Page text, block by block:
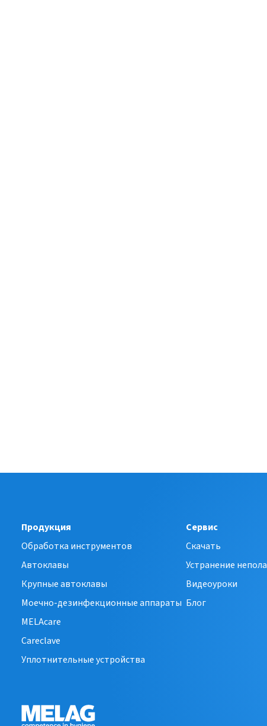
Продукция
Обработка инструментов
Автоклавы
Крупные автоклавы
Моечно-дезинфекционные аппараты
MELAcare
Careclave
Уплотнительные устройства
Сервис
Скачать
Устранение
Видеоуроки
Блог